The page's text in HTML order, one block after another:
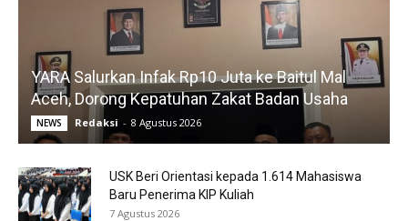
YARA Salurkan Infak Rp10 Juta ke Baitul Mal
Aceh, Dorong Kepatuhan Zakat Badan Usaha
NEWS Redaksi - 8 Agustus 2026
USK Beri Orientasi kepada 1.614 Mahasiswa
Baru Penerima KIP Kuliah
7 Agustus 2026